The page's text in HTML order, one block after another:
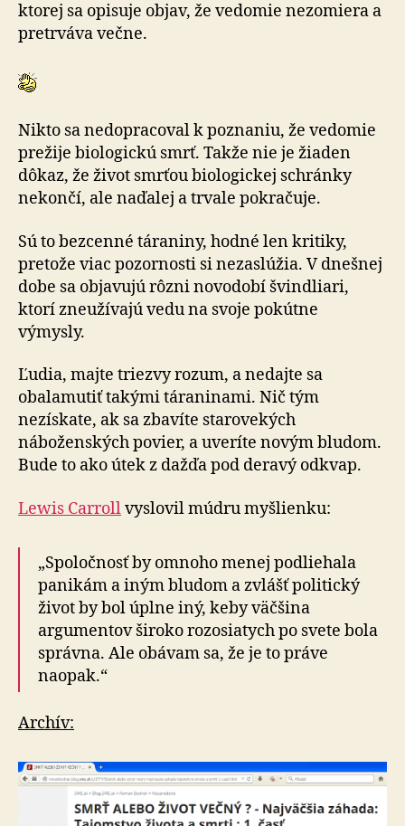
ktorej sa opisuje objav, že vedomie nezomiera a
pretrváva večne.
Nikto sa nedopracoval k poznaniu, že vedomie
prežije biologickú smrť. Takže nie je žiaden
dôkaz, že život smrťou biologickej schránky
nekončí, ale naďalej a trvale pokračuje.
Sú to bezcenné táraniny, hodné len kritiky,
pretože viac pozornosti si nezaslúžia. V dnešnej
dobe sa objavujú rôzni novodobí švindliari,
ktorí zneužívajú vedu na svoje pokútne
výmysly.
Ľudia, majte triezvy rozum, a nedajte sa
obalamutiť takými táraninami. Nič tým
nezískate, ak sa zbavíte starovekých
náboženských povier, a uveríte novým bludom.
Bude to ako útek z dažďa pod deravý odkvap.
Lewis Carrollvyslovil múdru myšlienku:
„Spoločnosť by omnoho menej podliehala
panikám a iným bludom a zvlášť politický
život by bol úplne iný, keby väčšina
argumentov široko rozosiatych po svete bola
správna. Ale obávam sa, že je to práve
naopak.“
Archív: